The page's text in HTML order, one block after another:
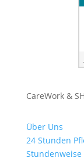
CareWork &
Über Uns
24 Stunden